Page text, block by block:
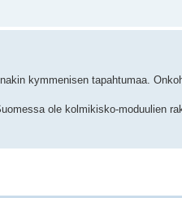
kymmenisen tapahtumaa.
ole kolmikisko-moduulien